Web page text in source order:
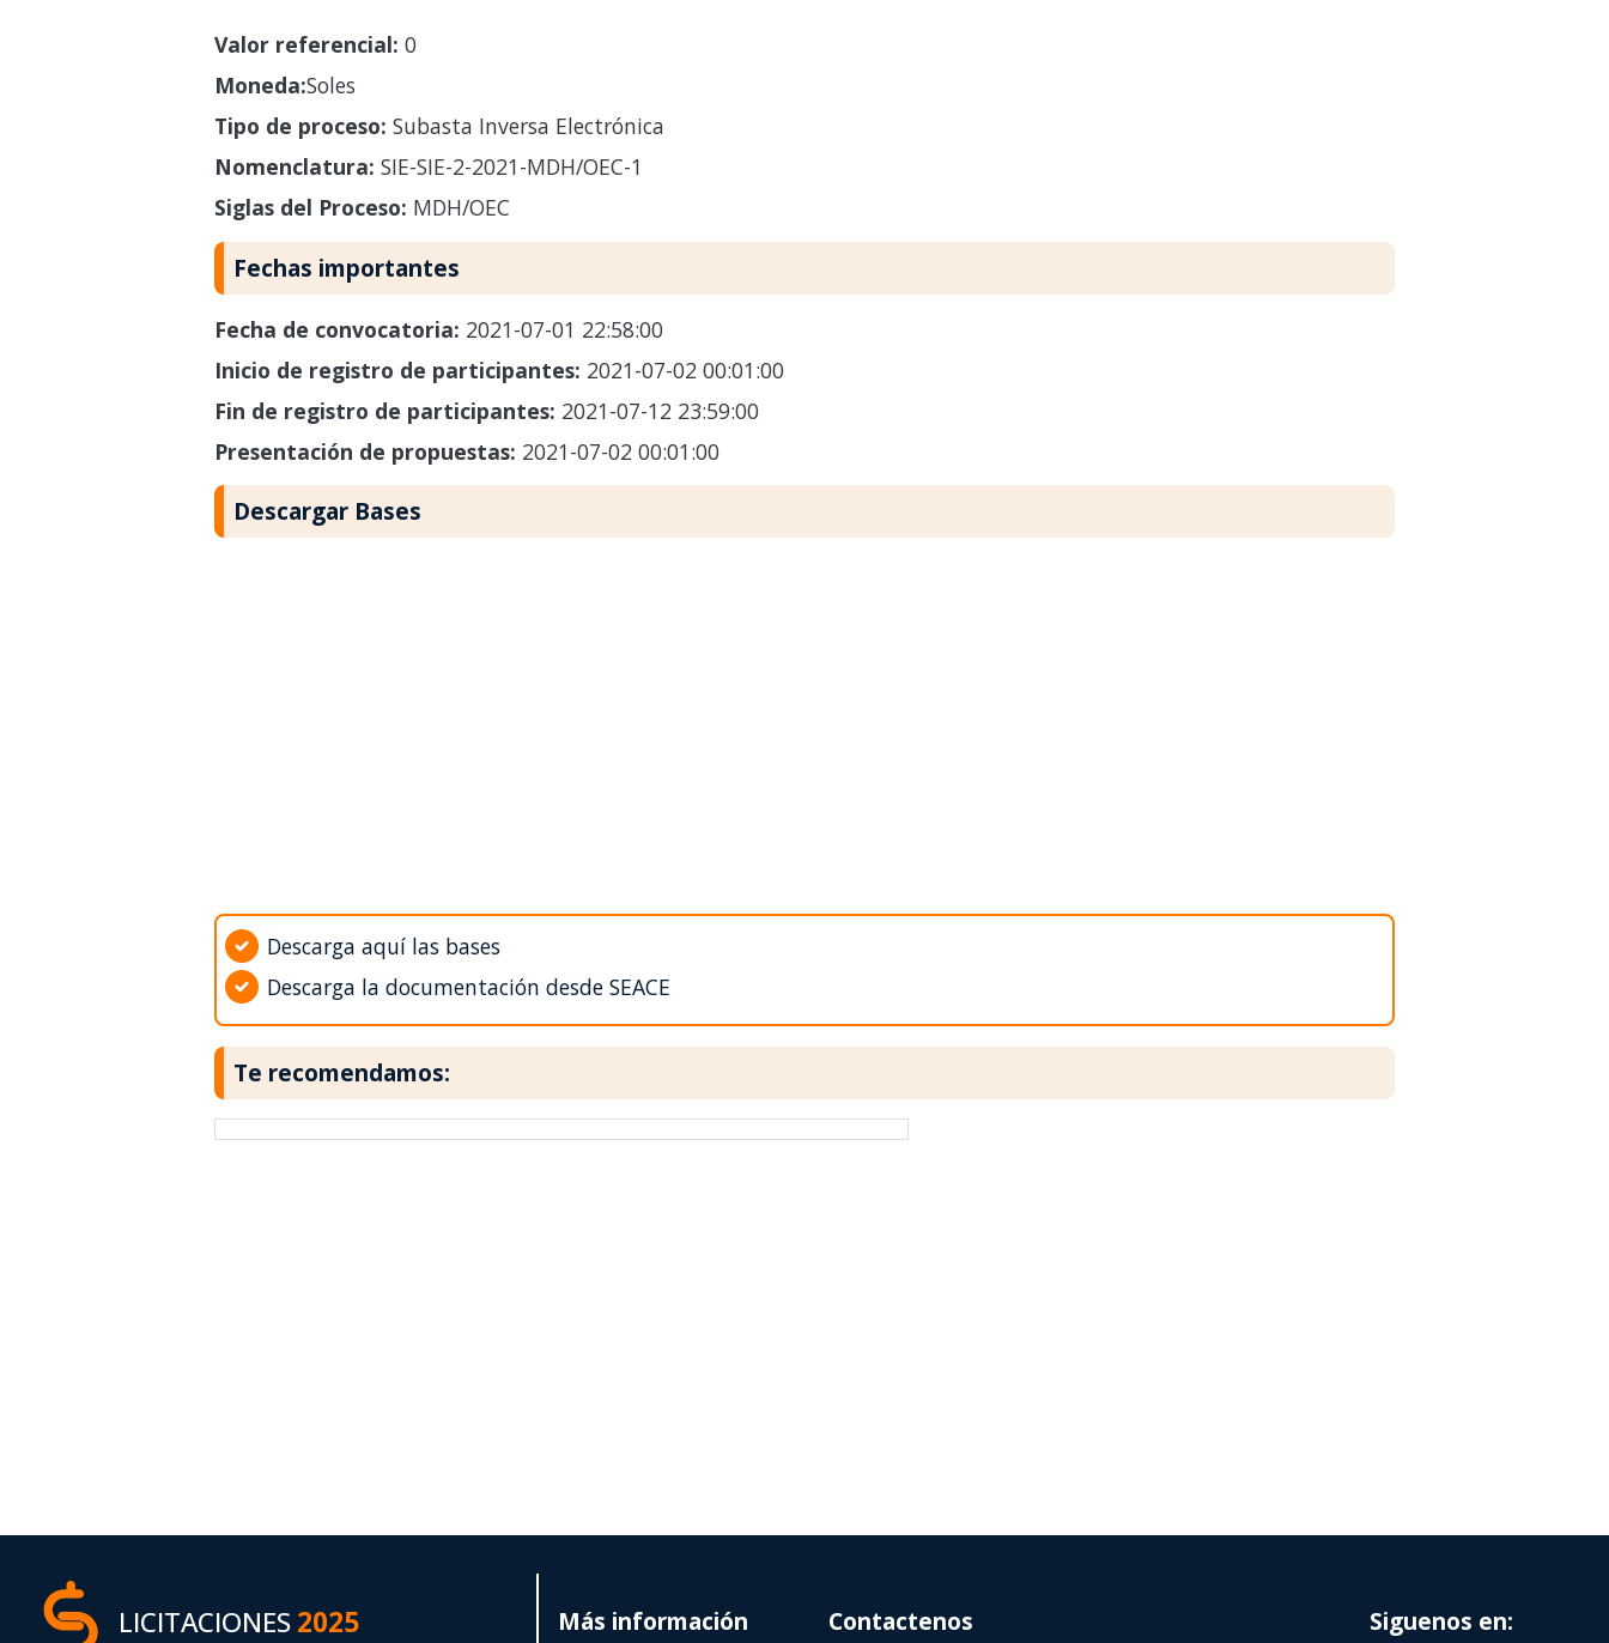
Valor referencial: 0
Moneda:Soles
Tipo de proceso: Subasta Inversa Electrónica
Nomenclatura: SIE-SIE-2-2021-MDH/OEC-1
Siglas del Proceso: MDH/OEC
Fechas importantes
Fecha de convocatoria: 2021-07-01 22:58:00
Inicio de registro de participantes: 2021-07-02 00:01:00
Fin de registro de participantes: 2021-07-12 23:59:00
Presentación de propuestas: 2021-07-02 00:01:00
Descargar Bases
Descarga aquí las bases
Descarga la documentación desde SEACE
Te recomendamos:
LICITACIONES2025 Más información Contactenos Siguenos en: